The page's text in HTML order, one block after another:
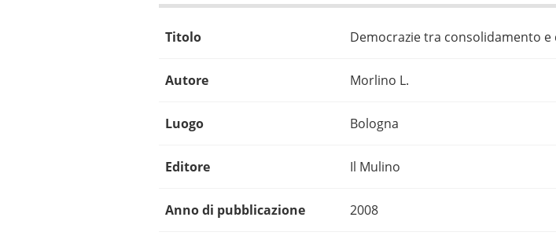
Titolo Democrazie tra consolidamento
Autore Morlino L.
Luogo Bologna
Editore Il Mulino
Anno di pubblicazione 2008